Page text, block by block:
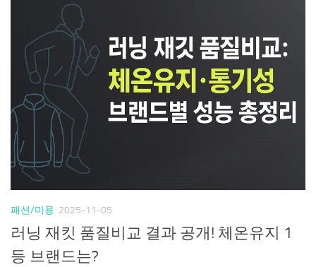
패션/미용 2025-11-05
러닝 재킷 품질비교 결과 공개! 체온유지 1
등 브랜드는?